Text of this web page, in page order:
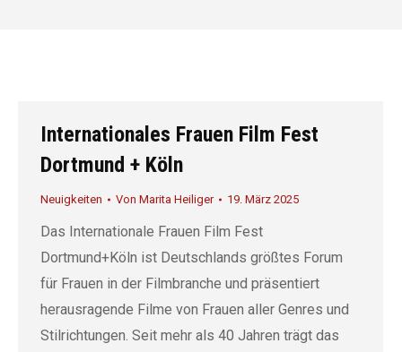
Internationales Frauen Film Fest
Dortmund + Köln
Neuigkeiten Von Marita Heiliger 19. März 2025
Das Internationale Frauen Film Fest
Dortmund+Köln ist Deutschlands größtes Forum
für Frauen in der Filmbranche und präsentiert
herausragende Filme von Frauen aller Genres und
Stilrichtungen. Seit mehr als 40 Jahren trägt das